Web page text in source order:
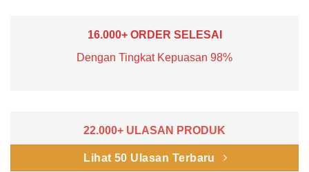
16.000+ ORDER SELESAI
Dengan Tingkat Kepuasan 98%
22.000+ ULASAN PRODUK
Lihat 50 Ulasan Terbaru